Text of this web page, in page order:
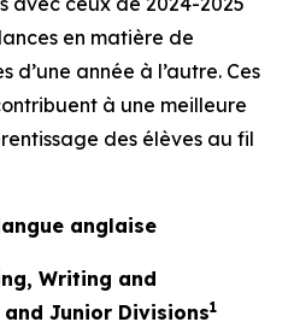
en matière de
d’une année à l’autre. Ces
à une meilleure
des élèves au fil
anglaise
Writing and
Junior Divisions1